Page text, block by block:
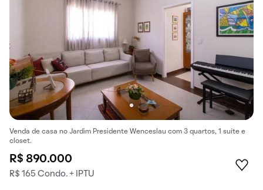
Venda de casa no Jardim Presidente Wenceslau com 3 quartos, 1 suíte e
closet.
R$ 890.000
R$ 165 Condo. + IPTU